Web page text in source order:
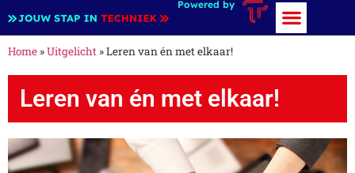
Powered by
Home »Uitgelicht »Leren van én met elkaar!
Leren van én met elkaar!